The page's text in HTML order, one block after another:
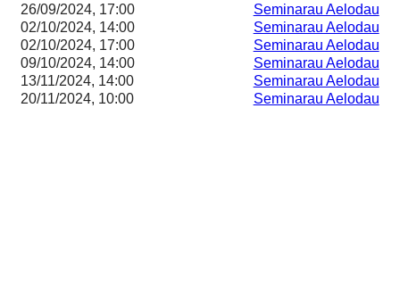
26/09/2024, 17:00 Seminarau Aelodau
02/10/2024, 14:00 Seminarau Aelodau
02/10/2024, 17:00 Seminarau Aelodau
09/10/2024, 14:00 Seminarau Aelodau
13/11/2024, 14:00 Seminarau Aelodau
20/11/2024, 10:00 Seminarau Aelodau